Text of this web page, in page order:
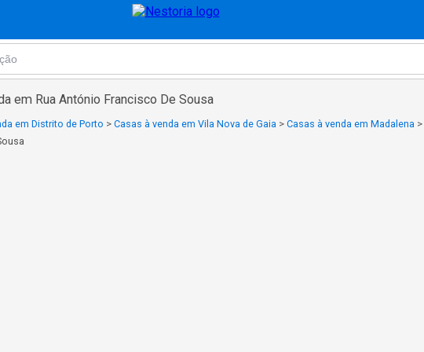
em Rua António Francisco De Sousa
em Distrito de Porto > Casas à venda em Vila Nova de Gaia > Casas à venda em Madalena >